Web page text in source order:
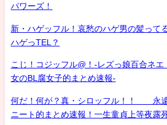
パワーズ！
新・ハゲッフル！哀愁のハゲ男の髪って
ハゲっTEL？
こじ！コジッフル@！-レズっ娘百合ネ
女のBL腐女子的まとめ速報-
何だ！何が？真・シロッフル！！ 永
ニート的まとめ速報！一生童貞上等夜露